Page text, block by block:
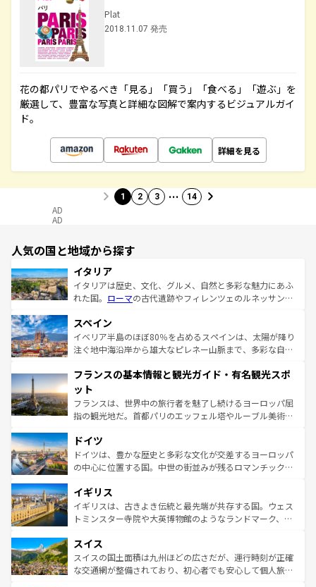
Plat
2018.11.07 発売
花の都パリでやるべき「見る」「買う」「食べる」「遊ぶ」を
厳選して、豊富な写真と詳細な図解で案内するビジュアルガイ
ド。
詳細を見る
1 2 3 … 14
AD
AD
人気の国と地域から探す
イタリア
イタリアは歴史、文化、グルメ、自然と多彩な魅力にあふ
れた国。 ローマの古代遺跡やフィレンツェのルネッサンス
ろん、トスカーナの美しい田園風景やアマルフィ海岸の絶
景など、自然景観も見逃せない。観光の合間には、本場の
ピザやパスタなど、絶品のイタリア料理を堪能することも
ませてくれるイタリアで、忘れられない旅をしてみよう！
なお、新着のイタリア情報は
しい。
スペイン
イベリア半島のほぼ80％を占めるスペインは、太陽が降り
注ぐ地中海沿岸から雄大なピレネー山脈まで、多彩な自然
文化が根付くこの国では、情熱的なフラメンコ、熱気あふ
れる闘牛、そして美味しいタパスが生活の一部となってい
る。首都マドリードの洗練された雰囲気や、バルセロナの
アートに溢れた街角から、地方では古代ローマ遺跡や中世
せる。地方によって風土や気候が異なるスペインはその個
性で訪れる人を魅了する。 なお、新着のスペイン情報は コ
ンテンツ一覧を参照してほしい。
フランスの基本情報と観光ガイド・有名観光スポ
ット
フランスは、世界中の旅行者を魅了し続けるヨーロッパ屈
指の観光地だ。首都パリのエッフェル塔やルーブル美術館
で、幅広い魅力が詰まっている。華麗な宮殿、歴史的な大
聖堂、美しいビーチ、そして豊かな自然が、訪れる者を心
から魅了する。また、フランスは美食の国としても知ら
いる。シャンパンの発祥地であるランス、プロヴァンスの
香り高いラベンダー畑など、多彩な楽しみ方が可能だ。さ
らに、パリ以外の地域にも魅力が溢れており、どの街角に
れる地方に足を運ぶとそれぞれで全く異なる文化を体験で
きるだろう。 なお、新着のフランス情報はコンテンツ一覧
を参照してほしい。
ドイツ
ドイツは、豊かな歴史と多彩な文化が交差するヨーロッパ
の中心に位置する国。中世の街並みが残るロマンチック街
顔を持つこの国は、どこを歩いても飽きることがない。ベ
ルリンの文化的活気、バイエルン州のアルプスの絶景、そ
してライン川沿いのワイン畑といった風景は必見。ビール
は、お酒好きな人にはぜひ体験してほしい。 なお、新着の
ドイツ情報はコンテンツ一覧を参照してほしい。
イギリス
イギリスは、古きよき伝統と最先端が共存する国。ウェス
トミンスター寺院や大英博物館のようなランドマーク、歴
リアごとに異なる魅力がある。また、優雅なアフタヌーン
ティー、ビール好きにはたまらない英国パブ、サッカー観
戦など、本場だからこそできる体験も豊富。イギリスを旅
スイス
スイスの国土面積は九州ほどの広さだが、運行時刻が正確
な交通網が整備されており、初心者でも安心して個人旅行